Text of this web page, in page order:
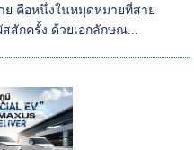
ย คือหนึ่งในหมุดหมายที่สาย
สักครั้ง ด้วยเอกลักษณ...